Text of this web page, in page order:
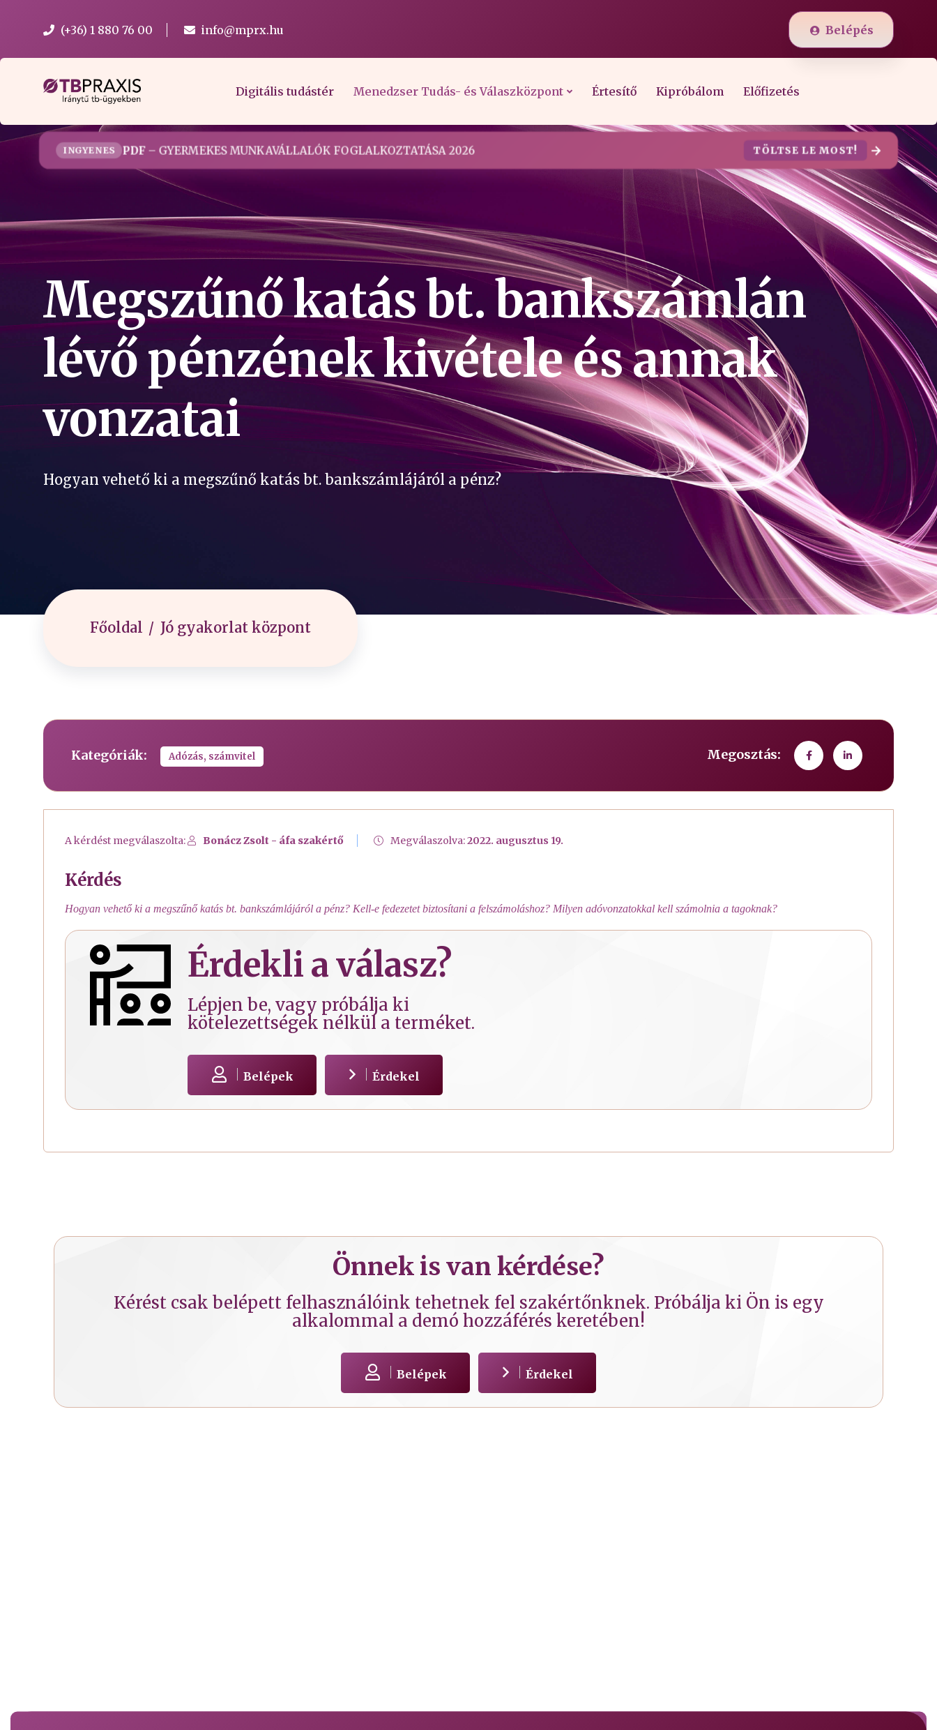
(+36) 1 880 76 00 info@mprx.hu Belépés
Digitális tudástér Menedzser Tudás- és Válaszközpont Értesítő Kipróbálom Előfizetés
INGYENES PDF – GYERMEKES MUNKAVÁLLALÓK FOGLALKOZTATÁSA 2026 TÖLTSE LE MOST!
Megszűnő katás bt. bankszámlán
lévő pénzének kivétele és annak
vonzatai
Hogyan vehető ki a megszűnő katás bt. bankszámlájáról a pénz?
Főoldal Jó gyakorlat központ
Kategóriák: Adózás, számvitel Megosztás:
A kérdést megválaszolta: Bonácz Zsolt - áfa szakértő Megválaszolva:2022. augusztus 19.
Kérdés
Hogyan vehető ki a megszűnő katás bt. bankszámlájáról a pénz? Kell-e fedezetet biztosítani a felszámoláshoz? Milyen adóvonzatokkal kell számolnia a tagoknak?
Érdekli a válasz?
Lépjen be, vagy próbálja ki
kötelezettségek nélkül a terméket.
Belépek Érdekel
Önnek is van kérdése?
Kérést csak belépett felhasználóink tehetnek fel szakértőnknek. Próbálja ki Ön is egy
alkalommal a demó hozzáférés keretében!
Belépek Érdekel